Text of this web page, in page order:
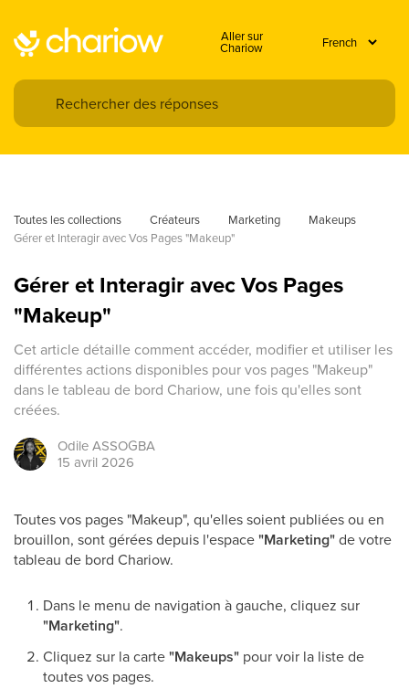
Aller sur
Chariow
Toutes les collections Créateurs Marketing
Makeups
Gérer et Interagir avec Vos Pages "Makeup"
Gérer et Interagir avec Vos Pages
"Makeup"
Cet article détaille comment accéder, modifier et utiliser les
différentes actions disponibles pour vos pages "Makeup"
dans le tableau de bord Chariow, une fois qu'elles sont
créées.
OdileASSOGBA
15 avril 2026
Toutes vos pages "Makeup", qu'elles soient publiées ou en
brouillon, sont gérées depuis l'espace"Marketing"de votre
tableau de bord Chariow.
Dans le menu de navigation à gauche, cliquez sur
"Marketing".
Cliquez sur la carte"Makeups" pour voir la liste de
toutes vos pages.